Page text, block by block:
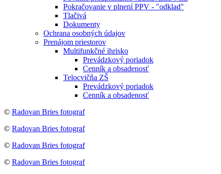
Pokračovanie v plnení PPV - "odklad"
Tlačivá
Dokumenty
Ochrana osobných údajov
Prenájom priestorov
Multifunkčné ihrisko
Prevádzkový poriadok
Cenník a obsadenosť
Telocvičňa ZŠ
Prevádzkový poriadok
Cenník a obsadenosť
© Radovan Bries fotograf
© Radovan Bries fotograf
© Radovan Bries fotograf
© Radovan Bries fotograf